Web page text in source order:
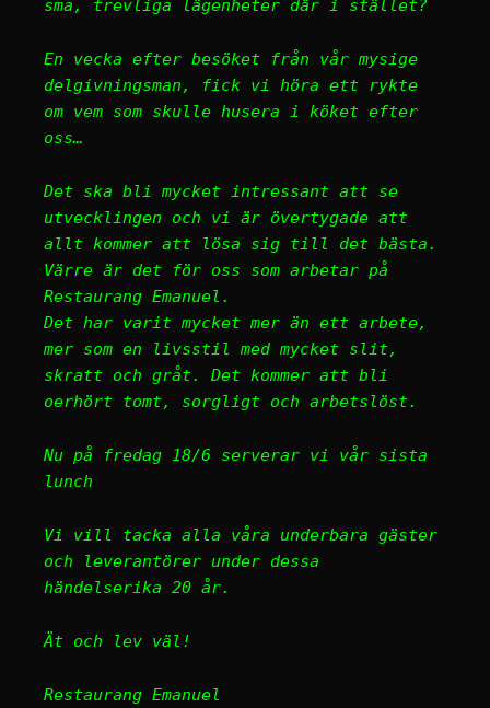
små, trevliga lägenheter där i stället?
En vecka efter besöket från vår mysige
delgivningsman, fick vi höra ett rykte
om vem som skulle husera i köket efter
oss…
Det ska bli mycket intressant att se
utvecklingen och vi är övertygade att
allt kommer att lösa sig till det bästa.
Värre är det för oss som arbetar på
Restaurang Emanuel.
Det har varit mycket mer än ett arbete,
mer som en livsstil med mycket slit,
skratt och gråt. Det kommer att bli
oerhört tomt, sorgligt och arbetslöst.
Nu på fredag 18/6 serverar vi vår sista
lunch
Vi vill tacka alla våra underbara gäster
och leverantörer under dessa
händelserika 20 år.
Ät och lev väl!
Restaurang Emanuel